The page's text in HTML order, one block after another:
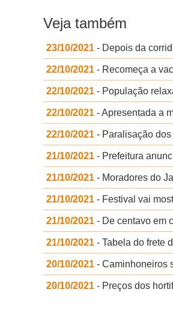
Veja também
23/10/2021 - Depois da
22/10/2021 - Recomeça a
22/10/2021 - População
22/10/2021 - Apresentada a
22/10/2021 - Paralisação
21/10/2021 - Prefeitura
21/10/2021 - Moradores do
21/10/2021 - Festival vai
21/10/2021 - De centavo em
21/10/2021 - Tabela do frete
20/10/2021 - Caminhoneiros
20/10/2021 - Preços dos